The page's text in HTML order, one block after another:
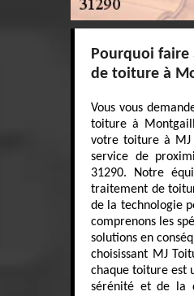
Pourquoi faire
de toiture à
Vous vous
toiture à
votre toiture à MJ
service de
31290. Notre
traitement de
de la technologie
comprenons les
solutions en
choisissant MJ
chaque toiture est
sérénité et de la